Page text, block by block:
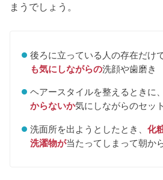
まうでしょう。
後ろに立っている人の存在だけ
も気にしながらの洗顔や歯磨き
ヘアースタイルを整えるときに
からないか気にしながらのセット
洗面所を出ようとしたとき、 化
洗濯物が当たってしまって朝か